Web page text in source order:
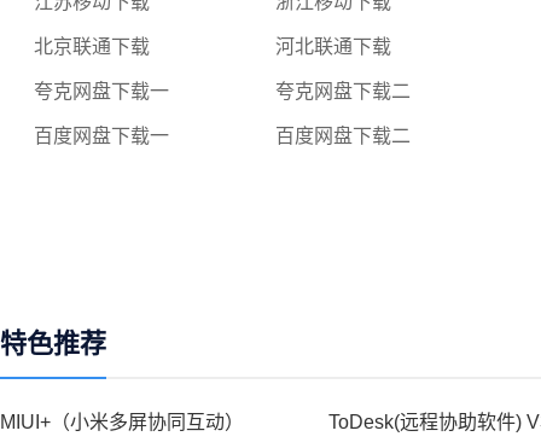
北京联通下载 河北联通下载
夸克网盘下载一 夸克网盘下载二
百度网盘下载一 百度网盘下载二
特色推荐
MIUI+（小米多屏协同互动） ToDesk(远程协助软件)